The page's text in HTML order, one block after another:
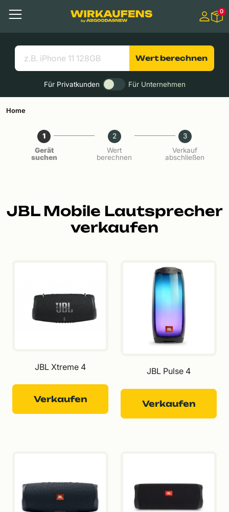
Menü
Suchen
Nützliche Links
0
Wert berechnen
Für Privatkunden Für Unternehmen
Home
1
Gerät
suchen
2
Wert
berechnen
3
Verkauf
abschließen
JBL Mobile Lautsprecher
verkaufen
JBL Xtreme 4
Verkaufen
JBL Pulse 4
Verkaufen